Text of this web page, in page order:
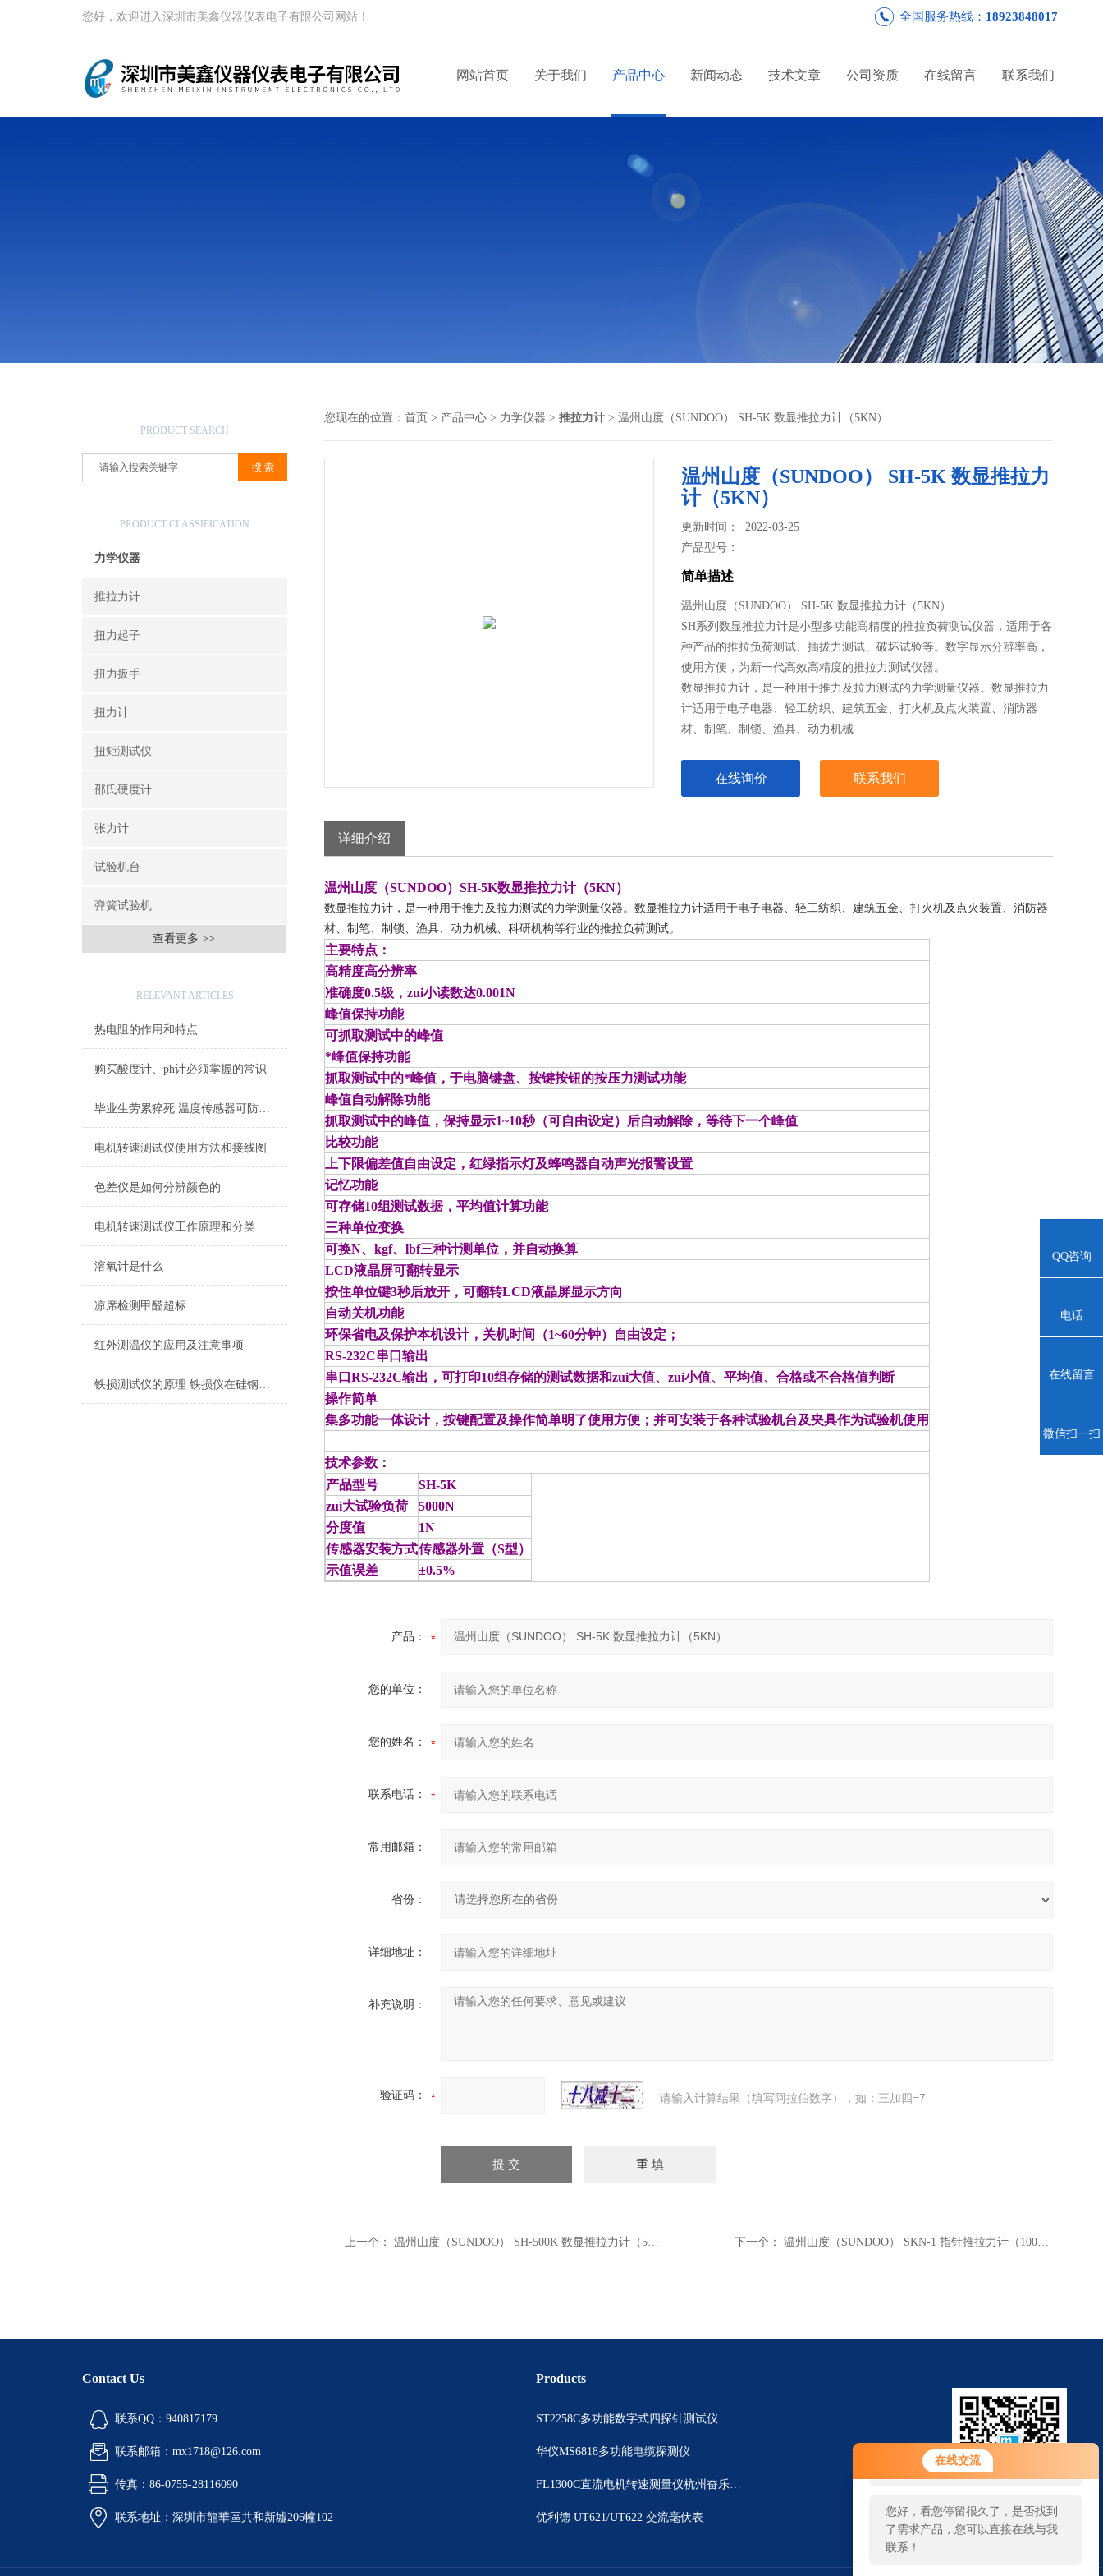
在线交流
您好！欢迎前来咨询，很高兴为您
服务，请问您要咨询什么问题呢？
您好，看您停留很久了，是否找到
了需求产品，您可以直接在线与我
联系！
您好，欢迎进入深圳市美鑫仪器仪表电子有限公司网站！ 全国服务热线： 18923848017
网站首页 关于我们 产品中心 新闻动态 技术文章 公司资质 在线留言 联系我们
PRODUCT SEARCH
PRODUCT CLASSIFICATION
力学仪器
推拉力计
扭力起子
扭力扳手
扭力计
扭矩测试仪
邵氏硬度计
张力计
试验机台
弹簧试验机
查看更多 >>
RELEVANT ARTICLES
热电阻的作用和特点
购买酸度计、ph计必须掌握的常识
毕业生劳累猝死 温度传感器可防高温作业
电机转速测试仪使用方法和接线图
色差仪是如何分辨颜色的
电机转速测试仪工作原理和分类
溶氧计是什么
凉席检测甲醛超标
红外测温仪的应用及注意事项
铁损测试仪的原理 铁损仪在硅钢片的应用
您现在的位置： 首页 > 产品中心 > 力学仪器 > 推拉力计 > 温州山度（SUNDOO） SH-5K 数显推拉力计（5KN）
温州山度（SUNDOO） SH-5K 数显推拉力
计（5KN）
更新时间： 2022-03-25
产品型号：
简单描述
温州山度（SUNDOO） SH-5K 数显推拉力计（5KN）
SH系列数显推拉力计是小型多功能高精度的推拉负荷测试仪器，适用于各
种产品的推拉负荷测试、插拔力测试、破坏试验等。数字显示分辨率高，
使用方便，为新一代高效高精度的推拉力测试仪器。
数显推拉力计，是一种用于推力及拉力测试的力学测量仪器。数显推拉力
计适用于电子电器、轻工纺织、建筑五金、打火机及点火装置、消防器
材、制笔、制锁、渔具、动力机械
在线询价 联系我们
详细介绍
温州山度（SUNDOO）SH-5K数显推拉力计（5KN）
数显推拉力计，是一种用于推力及拉力测试的力学测量仪器。数显推拉力计适用于电子电器、轻工纺织、建筑五金、打火机及点火装置、消防器
材、制笔、制锁、渔具、动力机械、科研机构等行业的推拉负荷测试。
主要特点：
高精度高分辨率
准确度0.5级，zui小读数达0.001N
峰值保持功能
可抓取测试中的峰值
*峰值保持功能
抓取测试中的*峰值，于电脑键盘、按键按钮的按压力测试功能
峰值自动解除功能
抓取测试中的峰值，保持显示1~10秒（可自由设定）后自动解除，等待下一个峰值
比较功能
上下限偏差值自由设定，红绿指示灯及蜂鸣器自动声光报警设置
记忆功能
可存储10组测试数据，平均值计算功能
三种单位变换
可换N、kgf、lbf三种计测单位，并自动换算
LCD液晶屏可翻转显示
按住单位键3秒后放开，可翻转LCD液晶屏显示方向
自动关机功能
环保省电及保护本机设计，关机时间（1~60分钟）自由设定；
RS-232C串口输出
串口RS-232C输出，可打印10组存储的测试数据和zui大值、zui小值、平均值、合格或不合格值判断
操作简单
集多功能一体设计，按键配置及操作简单明了使用方便；并可安装于各种试验机台及夹具作为试验机使用
技术参数：
产品型号
SH-5K
zui大试验负荷
5000N
分度值
1N
传感器安装方式传感器外置（S型）
示值误差
±0.5%
产品：
您的单位：
您的姓名：
联系电话：
常用邮箱：
省份：
详细地址：
补充说明：
验证码： 请输入计算结果（填写阿拉伯数字），如：三加四=7
上一个： 温州山度（SUNDOO） SH-500K 数显推拉力计（50KN） 下一个： 温州山度（SUNDOO） SKN-1 指针推拉力计（1000N）
Contact Us
联系QQ：940817179
联系邮箱：mx1718@126.com
传真：86-0755-28116090
联系地址：深圳市龍華區共和新墟206幢102
Products
ST2258C多功能数字式四探针测试仪 电阻表
华仪MS6818多功能电缆探测仪
FL1300C直流电机转速测量仪杭州奋乐厂家
优利德 UT621/UT622 交流毫伏表 扫一扫 微信咨询
QQ咨询
电话
在线留言
微信扫一扫